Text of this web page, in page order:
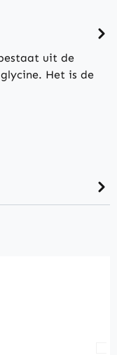
uit de
Het is de